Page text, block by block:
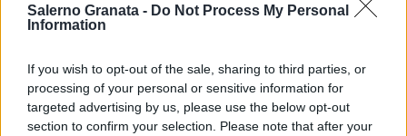
Salerno Granata - Do Not Process My Personal
Information
If you wish to opt-out of the sale, sharing to third parties, or
processing of your personal or sensitive information for
targeted advertising by us, please use the below opt-out
section to confirm your selection. Please note that after your